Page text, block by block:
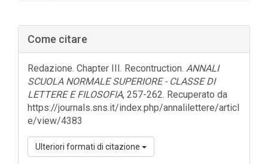
Barra
laterale
dell'articolo
Come citare
Redazione. Chapter III. Recontruction. ANNALI
SCUOLA NORMALE SUPERIORE - CLASSE DI
LETTERE E FILOSOFIA, 257-262. Recuperato da
https://journals.sns.it/index.php/annalilettere/articl
e/view/4383
Ulteriori formati di citazione